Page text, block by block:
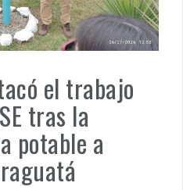
el trabajo
tras la
potable a